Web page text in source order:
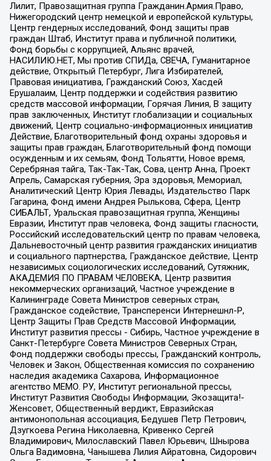
Лилит, Правозащитная группа Гражданин.Армия.Право,
Нижегородский центр немецкой и европейской культуры,
Центр гендерных исследований, Фонд защиты прав
граждан Штаб, Институт права и публичной политики,
Фонд борьбы с коррупцией, Альянс врачей,
НАСИЛИЮ.НЕТ, Мы против СПИДа, СВЕЧА, Гуманитарное
действие, Открытый Петербург, Лига Избирателей,
Правовая инициатива, Гражданский Союз, Хасдей
Ерушалаим, Центр поддержки и содействия развитию
средств массовой информации, Горячая Линия, В защиту
прав заключенных, Институт глобализации и социальных
движений, Центр социально-информационных инициатив
Действие, Благотворительный фонд охраны здоровья и
защиты прав граждан, Благотворительный фонд помощи
осужденным и их семьям, Фонд Тольятти, Новое время,
Серебряная тайга, Так-Так-Так, Сова, центр Анна, Проект
Апрель, Самарская губерния, Эра здоровья, Мемориал,
Аналитический Центр Юрия Левады, Издательство Парк
Гагарина, Фонд имени Андрея Рылькова, Сфера, Центр
СИБАЛЬТ, Уральская правозащитная группа, Женщины
Евразии, Институт прав человека, Фонд защиты гласности,
Российский исследовательский центр по правам человека,
Дальневосточный центр развития гражданских инициатив
и социального партнерства, Гражданское действие, Центр
независимых социологических исследований, Сутяжник,
АКАДЕМИЯ ПО ПРАВАМ ЧЕЛОВЕКА, Центр развития
некоммерческих организаций, Частное учреждение в
Калининграде Совета Министров северных стран,
Гражданское содействие, Трансперенси Интернешнл-Р,
Центр Защиты Прав Средств Массовой Информации,
Институт развития прессы - Сибирь, Частное учреждение в
Санкт-Петербурге Совета Министров Северных Стран,
Фонд поддержки свободы прессы, Гражданский контроль,
Человек и Закон, Общественная комиссия по сохранению
наследия академика Сахарова, Информационное
агентство МЕМО. РУ, Институт региональной прессы,
Институт Развития Свободы Информации, Экозащита!-
Женсовет, Общественный вердикт, Евразийская
антимонопольная ассоциация, Бедушев Петр Петрович,
Дзугкоева Регина Николаевна, Кривенко Сергей
Владимирович, Милославский Павел Юрьевич, Шнырова
Ольга Вадимовна, Чанышева Лилия Айратовна, Сидорович